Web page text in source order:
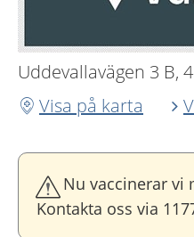
Uddevallavägen 3 B,
Visa på karta
Nu vaccinerar vi
Kontakta oss via